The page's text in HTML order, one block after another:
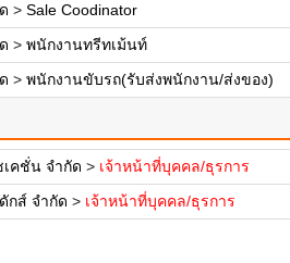
> Sale Coodinator
> พนักงานทรีทเม้นท์
> พนักงานขับรถ(รับส่งพนักงาน/ส่งของ)
คชั่น จำกัด > เจ้าหน้าที่บุคคล/ธุรการ
กส์ จำกัด > เจ้าหน้าที่บุคคล/ธุรการ